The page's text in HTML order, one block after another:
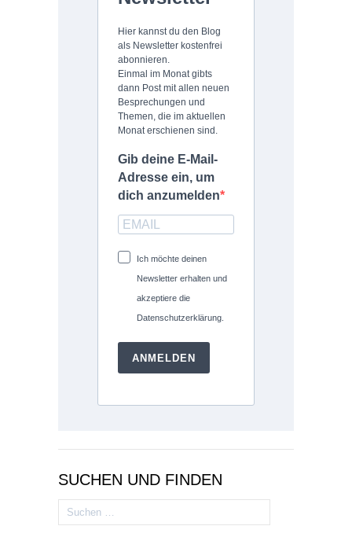
Hier kannst du den Blog
als Newsletter kostenfrei
abonnieren.
Einmal im Monat gibts
dann Post mit allen neuen
Besprechungen und
Themen, die im aktuellen
Monat erschienen sind.
Gib deine E-Mail-
Adresse ein, um
dich anzumelden
Ich möchte deinen
Newsletter erhalten und
akzeptiere die
Datenschutzerklärung.
ANMELDEN
SUCHEN UND FINDEN
Suchen
nach: